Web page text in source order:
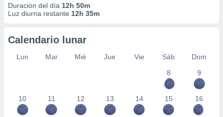
medir el
de la
a través
de
uso de
Duración del día 12h 50m
Luz diurna restante 12h 35m
Calendario lunar
Lun Mar Mié Jue Vie Sáb
Dom
8
9
10 11 12 13 14 15 16